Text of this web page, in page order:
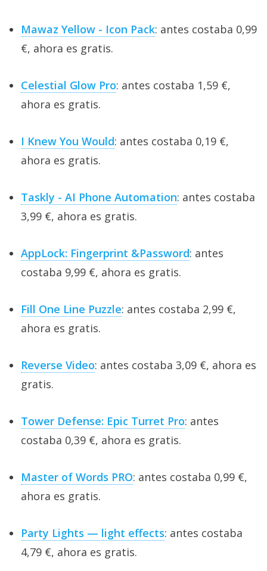
Mawaz Yellow - Icon Pack: antes costaba 0,99
€, ahora es gratis.
Celestial Glow Pro: antes costaba 1,59 €,
ahora es gratis.
I Knew You Would: antes costaba 0,19 €,
ahora es gratis.
Taskly - AI Phone Automation: antes costaba
3,99 €, ahora es gratis.
AppLock: Fingerprint &Password: antes
costaba 9,99 €, ahora es gratis.
Fill One Line Puzzle: antes costaba 2,99 €,
ahora es gratis.
Reverse Video: antes costaba 3,09 €, ahora es
gratis.
Tower Defense: Epic Turret Pro: antes
costaba 0,39 €, ahora es gratis.
Master of Words PRO: antes costaba 0,99 €,
ahora es gratis.
Party Lights — light effects: antes costaba
4,79 €, ahora es gratis.